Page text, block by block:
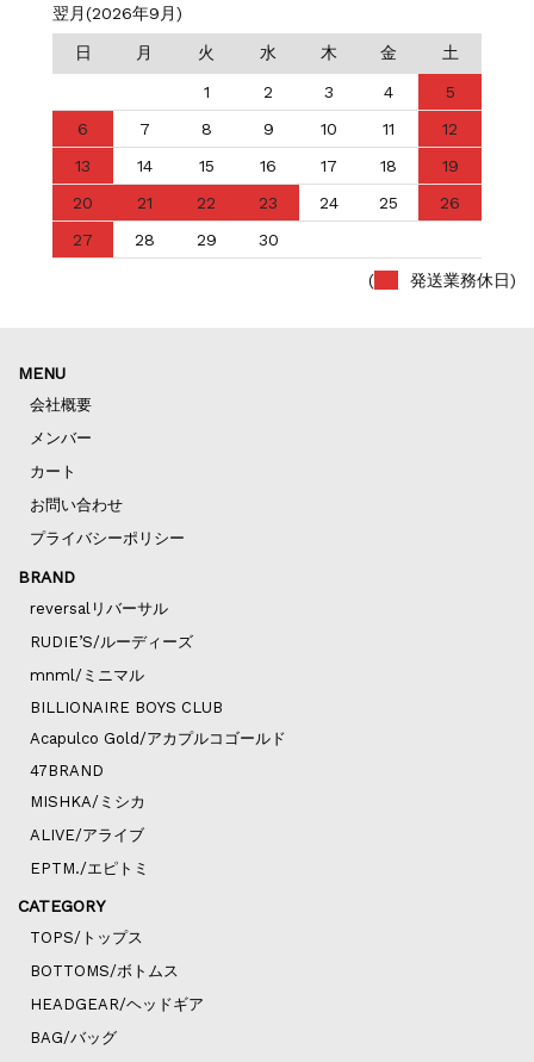
翌月(2026年9月)
日 月 火 水 木 金 土
1 2 3 4
5
6
7 8 9 10 11
12
13
14 15 16 17 18
19
20
21 22 23 24 25
26
27
28 29 30
( 発送業務休日)
MENU
会社概要
メンバー
カート
お問い合わせ
プライバシーポリシー
BRAND
reversalリバーサル
RUDIE’S/ルーディーズ
mnml/ミニマル
BILLIONAIRE BOYS CLUB
Acapulco Gold/アカプルコゴールド
47BRAND
MISHKA/ミシカ
ALIVE/アライブ
EPTM./エピトミ
CATEGORY
TOPS/トップス
BOTTOMS/ボトムス
HEADGEAR/ヘッドギア
BAG/バッグ